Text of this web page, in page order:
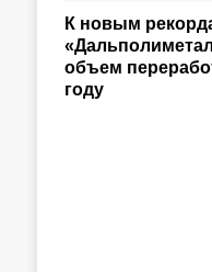
К новым
объем
году